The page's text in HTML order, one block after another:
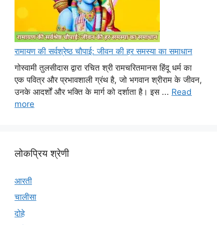
रामायण की सर्वश्रेष्ठ चौपाई: जीवन की हर समस्या का समाधान
गोस्वामी तुलसीदास द्वारा रचित श्री रामचरितमानस हिंदू धर्म का
एक पवित्र और प्रभावशाली ग्रंथ है, जो भगवान श्रीराम के जीवन,
उनके आदर्शों और भक्ति के मार्ग को दर्शाता है। इस ... Read
more
लोकप्रिय श्रेणी
आरती
चालीसा
दोहे